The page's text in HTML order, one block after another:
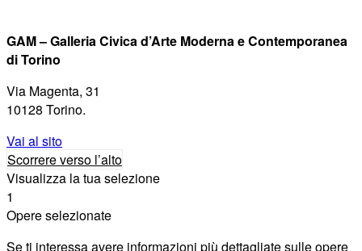
GAM – Galleria Civica d’Arte Moderna e Contemporanea
di Torino
Via Magenta, 31
10128 Torino.
Vai al sito
Scorrere verso l’alto
Visualizza la tua selezione
1
Opere selezionate
Se ti interessa avere informazioni più dettagliate sulle opere